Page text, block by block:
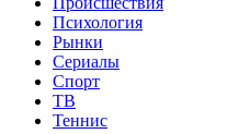
Психология
Рынки
Сериалы
Спорт
ТВ
Теннис